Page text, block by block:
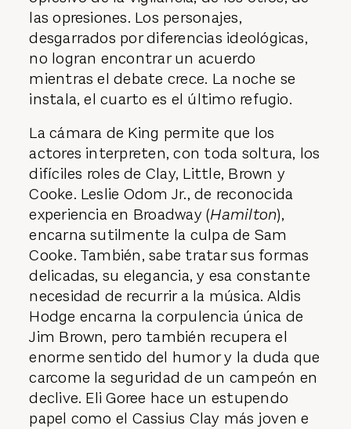
las opresiones. Los personajes,
desgarrados por diferencias ideológicas,
no logran encontrar un acuerdo
mientras el debate crece. La noche se
instala, el cuarto es el último refugio.
La cámara de King permite que los
actores interpreten, con toda soltura, los
difíciles roles de Clay, Little, Brown y
Cooke. Leslie Odom Jr., de reconocida
experiencia en Broadway (Hamilton),
encarna sutilmente la culpa de Sam
Cooke. También, sabe tratar sus formas
delicadas, su elegancia, y esa constante
necesidad de recurrir a la música. Aldis
Hodge encarna la corpulencia única de
Jim Brown, pero también recupera el
enorme sentido del humor y la duda que
carcome la seguridad de un campeón en
declive. Eli Goree hace un estupendo
papel como el Cassius Clay más joven e